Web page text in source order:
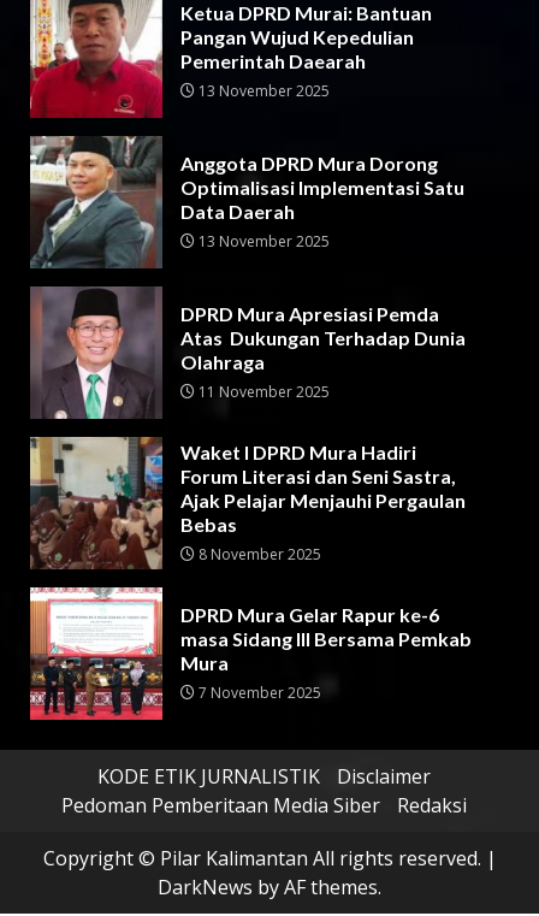
Ketua DPRD Murai: Bantuan
Pangan Wujud Kepedulian
Pemerintah Daearah
13 November 2025
Anggota DPRD Mura Dorong
Optimalisasi Implementasi Satu
Data Daerah
13 November 2025
DPRD Mura Apresiasi Pemda
Atas Dukungan Terhadap Dunia
Olahraga
11 November 2025
Waket I DPRD Mura Hadiri
Forum Literasi dan Seni Sastra,
Ajak Pelajar Menjauhi Pergaulan
Bebas
8 November 2025
DPRD Mura Gelar Rapur ke-6
masa Sidang III Bersama Pemkab
Mura
7 November 2025
KODE ETIK JURNALISTIK
Disclaimer
Pedoman Pemberitaan Media Siber
Redaksi
Copyright © Pilar Kalimantan All rights reserved. |
DarkNews by AF themes.